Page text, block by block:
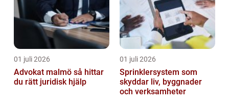
01 juli 2026
Advokat malmö så hittar
du rätt juridisk hjälp
01 juli 2026
Sprinklersystem som
skyddar liv, byggnader
och verksamheter